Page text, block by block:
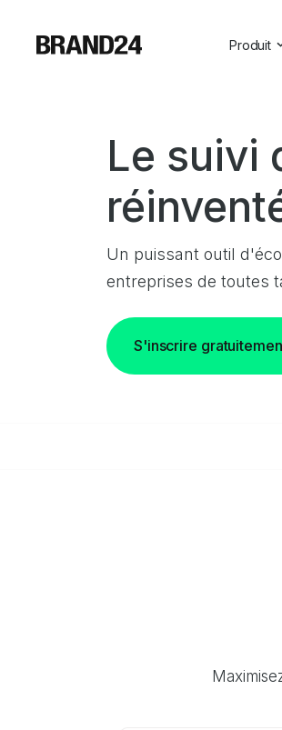
Le suivi
Un puissant outil
entreprises de toutes
S'inscrire
Produit
Pour
Pour